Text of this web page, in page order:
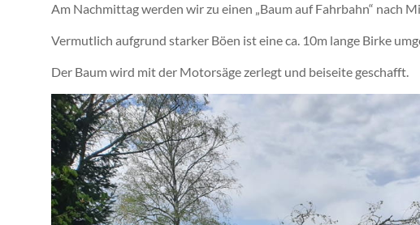
Am Nachmittag werden wir zu einen „Baum auf Fahrbahn“ nach
Vermutlich aufgrund starker Böen ist eine ca. 10m lange Birke
Der Baum wird mit der Motorsäge zerlegt und beiseite geschafft.